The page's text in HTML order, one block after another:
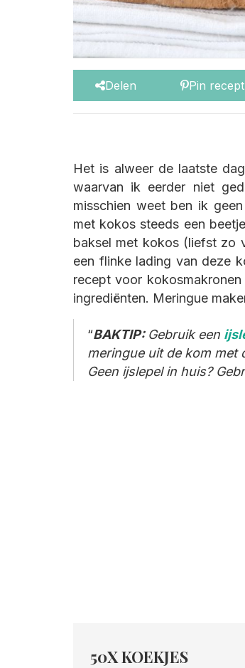
Delen Pin recept
Het is alweer de laatste
waarvan ik eerder niet
misschien weet ben ik
met kokos steeds een
baksel met kokos (liefst zo
een flinke lading van deze
recept voor
ingrediënten. Meringue
BAKTIP: Gebruik een
meringue uit de kom met
Geen ijslepel in huis?
50X KOEKJES